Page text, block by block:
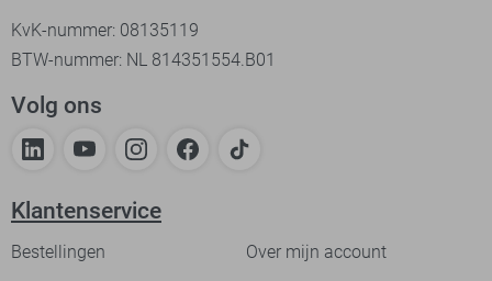
KvK-nummer: 08135119
BTW-nummer: NL 814351554.B01
Volg ons
Klantenservice
Bestellingen
Over mijn account